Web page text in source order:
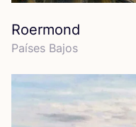
Roermond
Paí­ses Bajos